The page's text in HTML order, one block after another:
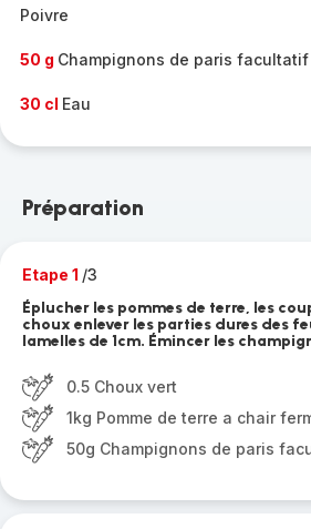
Poivre
50 g Champignons de paris facultatif
30 cl Eau
Préparation
Etape 1 /3
Éplucher les pommes de terre, les
choux enlever les parties dures des
lamelles de 1cm. Émincer les
0.5 Choux vert
1kg Pomme de terre a chair
50g Champignons de paris